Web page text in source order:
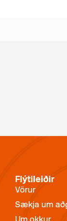
Flýtileiðir
Vörur
Sækja um
Um okkur